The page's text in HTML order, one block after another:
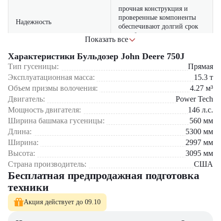
Надежность
прочная конструкция и
проверенные компоненты
обеспечивают долгий срок
службы техники
Производительность
высокая эксплуатационная
волочения позволяют
быстро выполнять земляные
работы
Экономичность
оптимизированный расход
топлива снижает затраты на
эксплуатацию
Комфорт
эргономичная кабина с
удобным управлением и
современными системами
безопасности
Где применяется Бульдозер John Deere 750J?
Показать все
Характеристики Бульдозер John Deere 750J
Тип гусеницы:
Прямая
Эксплуатационная масса:
15.3 т
Объем призмы волочения:
4.27 м³
Двигатель:
Power Tech
Мощность двигателя:
146 л.с.
Ширина башмака гусеницы:
560 мм
Длина:
5300 мм
Ширина:
2997 мм
Высота:
3095 мм
Страна производитель:
США
Бесплатная предпродажная подготовка
техники
Акция действует до 09.10